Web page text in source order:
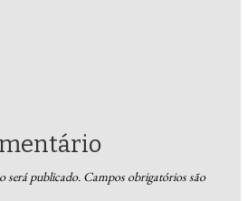
será publicado. Campos obrigatórios são